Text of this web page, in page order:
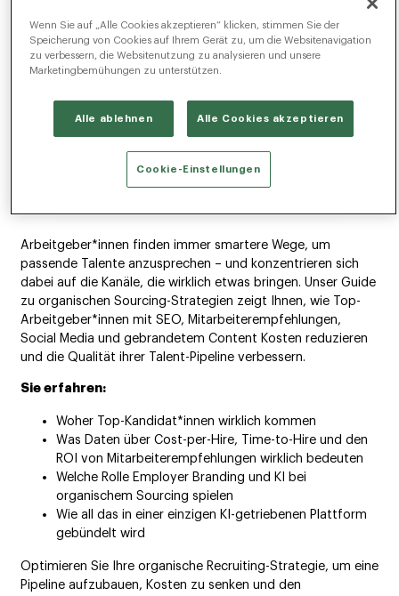
Arbeitgeber*innen finden immer smartere Wege, um
passende Talente anzusprechen – und konzentrieren sich
dabei auf die Kanäle, die wirklich etwas bringen. Unser Guide
zu organischen Sourcing-Strategien zeigt Ihnen, wie Top-
Arbeitgeber*innen mit SEO, Mitarbeiterempfehlungen,
Social Media und gebrandetem Content Kosten reduzieren
und die Qualität ihrer Talent-Pipeline verbessern.
Sie erfahren:
Woher Top-Kandidat*innen wirklich kommen
Was Daten über Cost-per-Hire, Time-to-Hire und den
ROI von Mitarbeiterempfehlungen wirklich bedeuten
Welche Rolle Employer Branding und KI bei
organischem Sourcing spielen
Wie all das in einer einzigen KI-getriebenen Plattform
gebündelt wird
Optimieren Sie Ihre organische Recruiting-Strategie, um eine
Pipeline aufzubauen, Kosten zu senken und den
Wenn Sie auf „Alle Cookies akzeptieren“ klicken, stimmen Sie der
Speicherung von Cookies auf Ihrem Gerät zu, um die Websitenavigation
zu verbessern, die Websitenutzung zu analysieren und unsere
Marketingbemühungen zu unterstützen.
Alle ablehnen Alle Cookies akzeptieren
Cookie-Einstellungen